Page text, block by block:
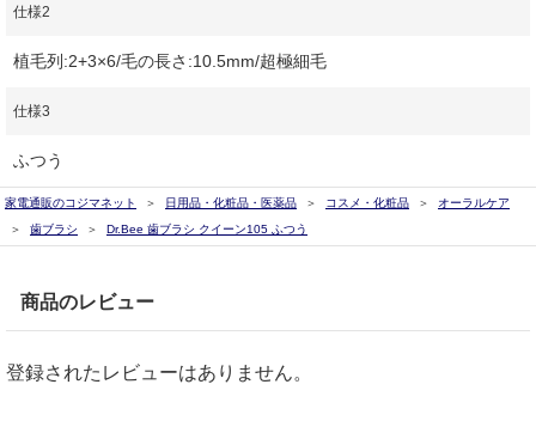
仕様2
植毛列:2+3×6/毛の長さ:10.5mm/超極細毛
仕様3
ふつう
家電通販のコジマネット 日用品・化粧品・医薬品 コスメ・化粧品
オーラルケア
歯ブラシ
Dr.Bee 歯ブラシ クイーン105 ふつう
商品のレビュー
登録されたレビューはありません。